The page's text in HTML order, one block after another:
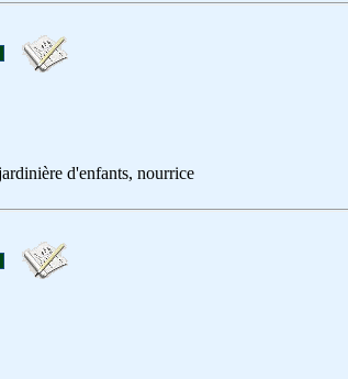
d'enfants, nourrice